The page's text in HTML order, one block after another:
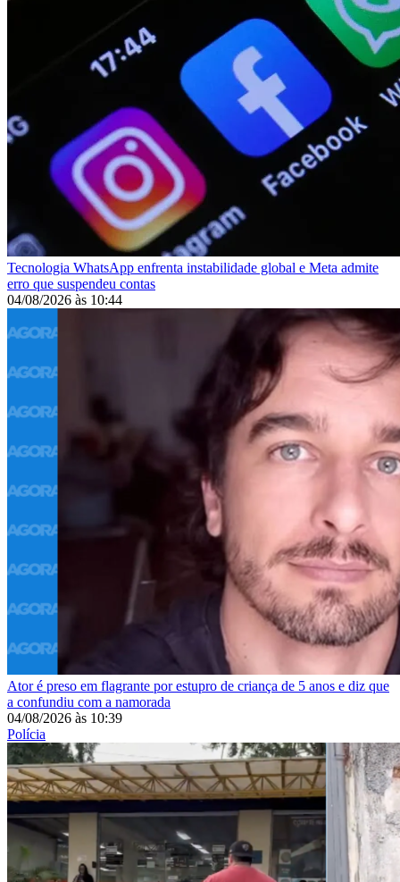
Tecnologia WhatsApp enfrenta instabilidade global e Meta admite
erro que suspendeu contas
04/08/2026 às 10:44
Ator é preso em flagrante por estupro de criança de 5 anos e diz que
a confundiu com a namorada
04/08/2026 às 10:39
Polícia